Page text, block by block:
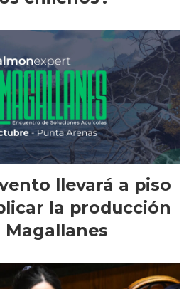
llevará a piso
la producción